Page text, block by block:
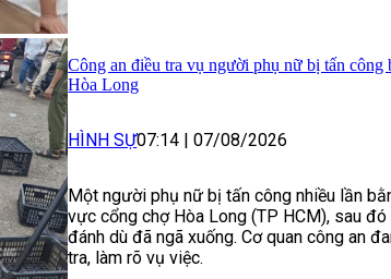
Công an điều tra vụ người phụ nữ bị tấn công
Hòa Long
HÌNH SỰ07:14 | 07/08/2026
Một người phụ nữ bị tấn công nhiều lần
vực cổng chợ Hòa Long (TP HCM), sau
đánh dù đã ngã xuống. Cơ quan công an
tra, làm rõ vụ việc.